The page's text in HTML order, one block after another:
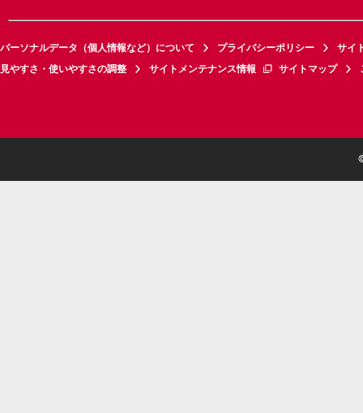
パーソナルデータ（個人情報など）について プライバシーポリシー
サイ
見やすさ・使いやすさの調整
サイトメンテナンス情報 サイトマップ